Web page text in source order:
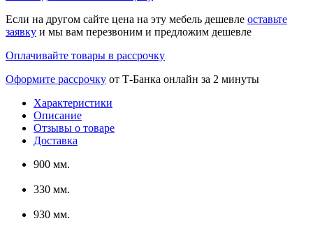
Если на другом сайте цена на эту мебель дешевле оставьте
заявку и мы вам перезвоним и предложим дешевле
Оплачивайте товары в рассрочку
Оформите рассрочку от Т-Банка онлайн за 2 минуты
Характеристики
Описание
Отзывы о товаре
Доставка
900 мм.
330 мм.
930 мм.